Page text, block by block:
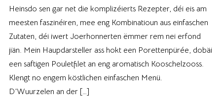
Heinsdo sen gar net die komplizéierts Rezepter, déi eis am
meesten faszinéiren, mee eng Kombinatioun aus einfaschen
Zutaten, déi iwert Joerhonnerten ëmmer rem nei erfond
jiän. Mein Haupdarsteller ass hokt een Porettenpürée, dobäi
een saftigen Pouletfilet an eng aromatisch Kooschelzooss.
Klengt no engem köstlichen einfaschen Menü.
D’Wuurzelen an der […]